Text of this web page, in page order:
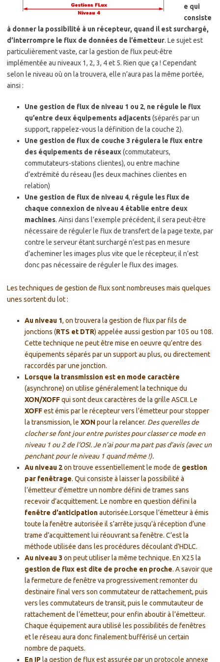
e qui
consiste
à donner la possibilité à un récepteur, quand il est surchargé,
d’interrompre le flux de données de l’émetteur. Le sujet est
particulièrement vaste, car la gestion de flux peut-être
implémentée au niveaux 1, 2, 3, 4 et 5. Rien que ça ! Cependant
selon le niveau où on la trouvera, elle n’aura pas la même portée,
ainsi :
Une gestion de flux de niveau 1 ou 2, ne régule le flux
qu’entre deux équipements adjacents(séparés par un
support, rappelez-vous la définition de la couche 2).
Une gestion de flux de couche 3 régulera le flux entre
des équipements de réseaux(commutateurs,
commutateurs-stations clientes), ou entre machine
d’extrémité du réseau (les deux machines clientes en
relation)
Une gestion de flux de niveau 4, régule les flux de
chaque connexion de niveau 4 établie entre deux
machines. Ainsi dans l’exemple précédent, il sera peut-être
nécessaire de réguler le flux de transfert de la page texte, par
contre le serveur étant surchargé n’est pas en mesure
d’acheminer les images plus vite que le récepteur, il n’est
donc pas nécessaire de réguler le flux des images.
Les techniques de gestion de flux sont nombreuses mais quelques
unes sortent du lot :
Au niveau 1, on trouvera la gestion de flux par fils de
jonctions (RTS et DTR) appelée aussi gestion par 105 ou 108.
Cette technique ne peut être mise en oeuvre qu’entre des
équipements séparés par un support au plus, ou directement
raccordés par une jonction.
Lorsque la transmission est en mode caractère
(asynchrone) on utilise généralement la technique du
XON/XOFFqui sont deux caractères de la grille ASCII. Le
XOFFest émis par le récepteur vers l’émetteur pour stopper
la transmission, le XONpour la relancer. Des querelles de
clocher se font jour entre puristes pour classer ce mode en
niveau 1 ou 2 de l’OSI. Je n’ai pour ma part pas d’avis (avec un
penchant pour le niveau 1 quand même !).
Au niveau 2on trouve essentiellement le mode de gestion
par fenêtrage. Qui consiste à laisser la possibilité à
l’émetteur d’émettre un nombre défini de trames sans
recevoir d’acquittement. Le nombre en question défini la
fenêtre d’anticipationautorisée.Lorsque l’émetteur à émis
toute la fenêtre autorisée il s’arrête jusqu’à réception d’une
trame d’acquittement lui réouvrant sa fenêtre. C’est la
méthode utilisée dans les procédures découlant d’HDLC.
Au niveau 3 on peut utiliser la même technique. En X25 la
gestion de flux est dite de proche en proche. A savoir que
la fermeture de fenêtre va progressivement remonter du
destinaire final vers son commutateur de rattachement, puis
vers les commutateurs de transit, puis le commutauteur de
rattachement de l’émetteur, pour enfin aboutir à l’émetteur.
Chaque équipement aura utilisé les possibilités de fenêtres
et le réseau aura donc finalement bufférisé un certain
nombre de paquets.
En IPla gestion de flux est assurée par un protocole annexe